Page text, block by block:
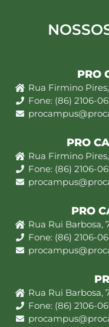
PRO
Rua Firmino
Fone: (86) 2106-
PRO
Rua Firmino
Fone: (86) 2106-
PRO
Rua Rui Barbosa,
Fone: (86) 2106-
Rua Rui Barbosa,
Fone: (86) 2106-